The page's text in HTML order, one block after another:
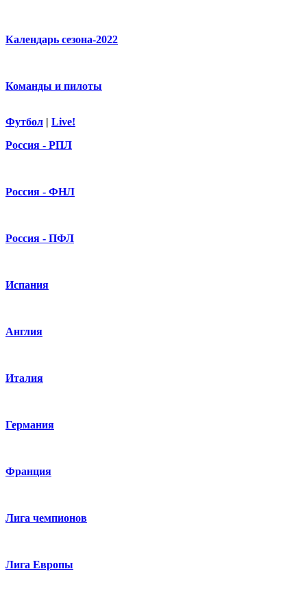
Календарь сезона-2022
Команды и пилоты
Футбол | Live!
Россия - РПЛ
Россия - ФНЛ
Россия - ПФЛ
Испания
Англия
Италия
Германия
Франция
Лига чемпионов
Лига Европы